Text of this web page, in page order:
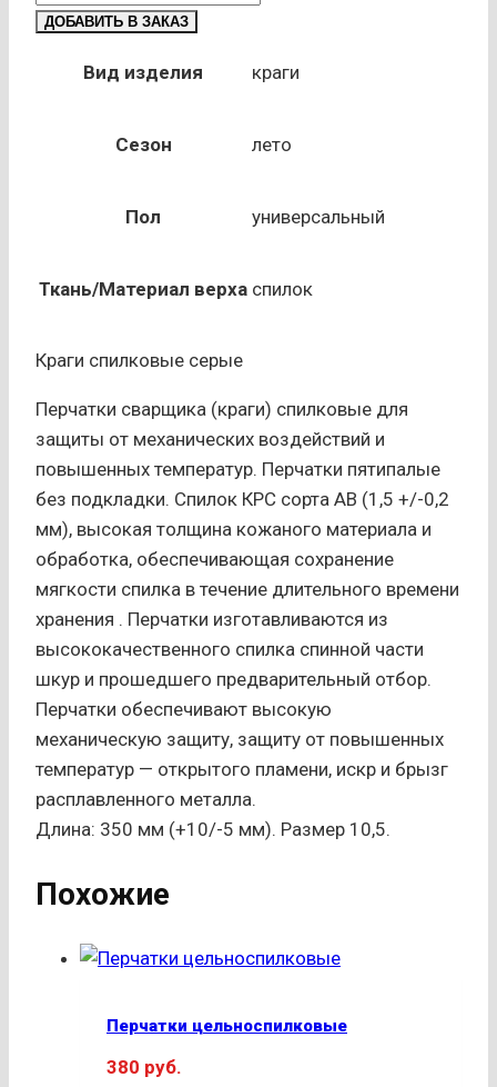
товара
спилковые
ДОБАВИТЬ В ЗАКАЗ
Вид изделия краги
Сезон лето
Пол универсальный
Ткань/Материал верха спилок
Краги спилковые серые
Перчатки сварщика (краги) спилковые для
защиты от механических воздействий и
повышенных температур. Перчатки пятипалые
без подкладки. Спилок КРС сорта АВ (1,5 +/-0,2
мм), высокая толщина кожаного материала и
обработка, обеспечивающая сохранение
мягкости спилка в течение длительного времени
хранения . Перчатки изготавливаются из
высококачественного спилка спинной части
шкур и прошедшего предварительный отбор.
Перчатки обеспечивают высокую
механическую защиту, защиту от повышенных
температур — открытого пламени, искр и брызг
расплавленного металла.
Длина: 350 мм (+10/-5 мм). Размер 10,5.
Похожие
Перчатки цельноспилковые
380 руб.